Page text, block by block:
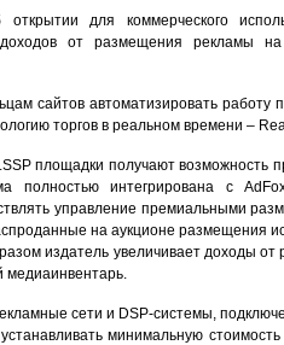
для коммерческого
от размещения рекламы на
сайтов автоматизировать
торгов в реальном времени –
площадки получают возможность
полностью интегрирована с
управление премиальными
на аукционе размещения
издатель увеличивает доходы
медиаинвентарь.
сети и DSP-системы,
минимальную стоимость